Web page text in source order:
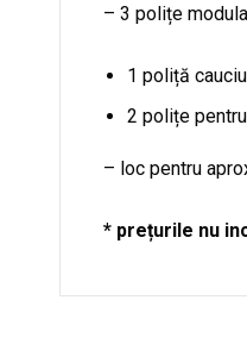
– 3 polițe
1 poliță
2 polițe
– loc pentru
* prețurile nu